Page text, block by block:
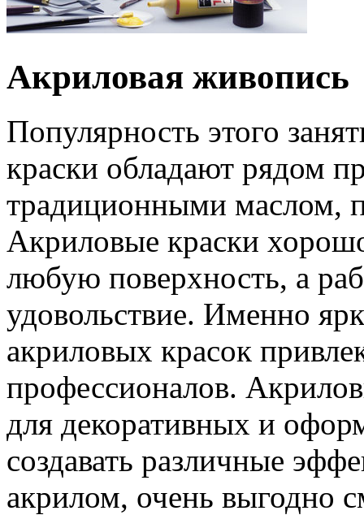
Акриловая живопись
Популярность этого
краски обладают рядом
традиционными маслом,
Акриловые краски
любую поверхность, а
удовольствие. Именно
акриловых красок
профессионалов.
для декоративных и
создавать различные
акрилом, очень выгодно